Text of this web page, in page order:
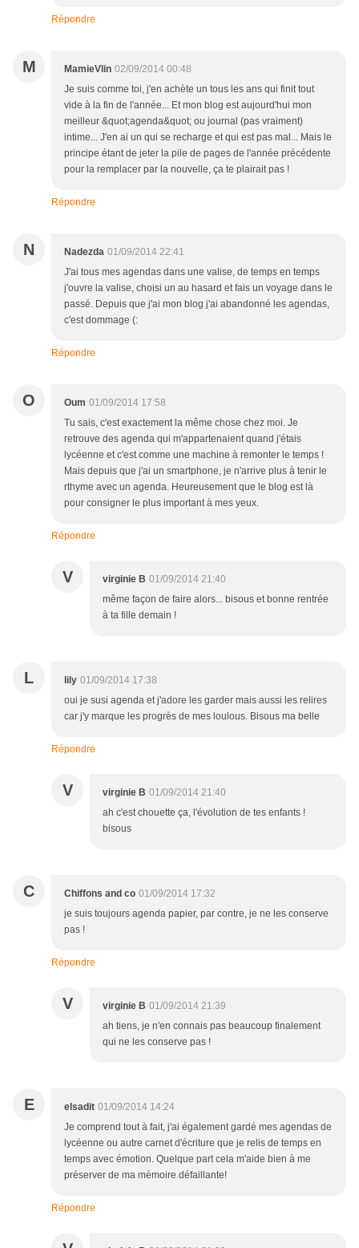
Répondre
M MamieVlin 02/09/2014 00:48
Je suis comme toi, j'en achète un tous les ans qui finit tout
vide à la fin de l'année... Et mon blog est aujourd'hui mon
meilleur &quot;agenda&quot; ou journal (pas vraiment)
intime... J'en ai un qui se recharge et qui est pas mal... Mais le
principe étant de jeter la pile de pages de l'année précédente
pour la remplacer par la nouvelle, ça te plairait pas !
Répondre
N Nadezda 01/09/2014 22:41
J'ai tous mes agendas dans une valise, de temps en temps
j'ouvre la valise, choisi un au hasard et fais un voyage dans le
passé. Depuis que j'ai mon blog j'ai abandonné les agendas,
c'est dommage (:
Répondre
O Oum 01/09/2014 17:58
Tu sais, c'est exactement la même chose chez moi. Je
retrouve des agenda qui m'appartenaient quand j'étais
lycéenne et c'est comme une machine à remonter le temps !
Mais depuis que j'ai un smartphone, je n'arrive plus à tenir le
rthyme avec un agenda. Heureusement que le blog est là
pour consigner le plus important à mes yeux.
Répondre
V virginie B 01/09/2014 21:40
même façon de faire alors... bisous et bonne rentrée
à ta fille demain !
L lily 01/09/2014 17:38
oui je susi agenda et j'adore les garder mais aussi les relires
car j'y marque les progrès de mes loulous. Bisous ma belle
Répondre
V virginie B 01/09/2014 21:40
ah c'est chouette ça, l'évolution de tes enfants !
bisous
C Chiffons and co 01/09/2014 17:32
je suis toujours agenda papier, par contre, je ne les conserve
pas !
Répondre
V virginie B 01/09/2014 21:39
ah tiens, je n'en connais pas beaucoup finalement
qui ne les conserve pas !
E elsadit 01/09/2014 14:24
Je comprend tout à fait, j'ai également gardé mes agendas de
lycéenne ou autre carnet d'écriture que je relis de temps en
temps avec émotion. Quelque part cela m'aide bien à me
préserver de ma mémoire défaillante!
Répondre